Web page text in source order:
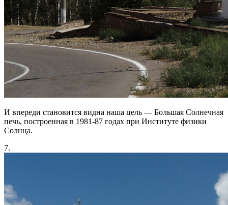
И впереди становится видна наша цель — Большая Солнечная
печь, построенная в 1981-87 годах при Институте физики
Солнца.
7.